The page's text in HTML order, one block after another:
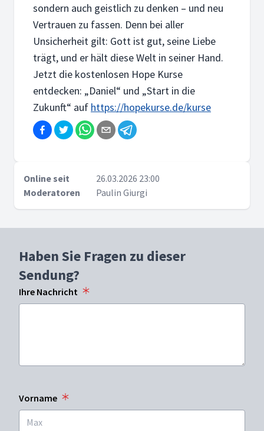
sondern auch geistlich zu denken – und neu
Vertrauen zu fassen. Denn bei aller
Unsicherheit gilt: Gott ist gut, seine Liebe
trägt, und er hält diese Welt in seiner Hand.
Jetzt die kostenlosen Hope Kurse
entdecken: „Daniel“ und „Start in die
Zukunft“ auf https://hopekurse.de/kurse
Online seit
26.03.2026 23:00
Moderatoren
Paulin Giurgi
Haben Sie Fragen zu dieser
Sendung?
Ihre Nachricht
Vorname